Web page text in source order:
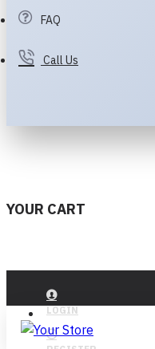
FAQ
Call Us
YOUR CART
LOGIN